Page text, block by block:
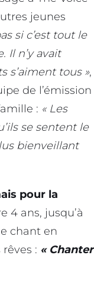
jeunes
si c’est tout le
Il n’y avait
s’aiment tous »,
de l’émission
: « Les
se sentent le
bienveillant
pour la
4 ans, jusqu’à
chant en
: « Chanter